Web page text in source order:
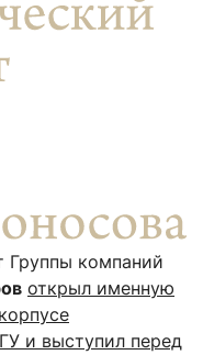
Группы компаний
открыл именную
и выступил перед